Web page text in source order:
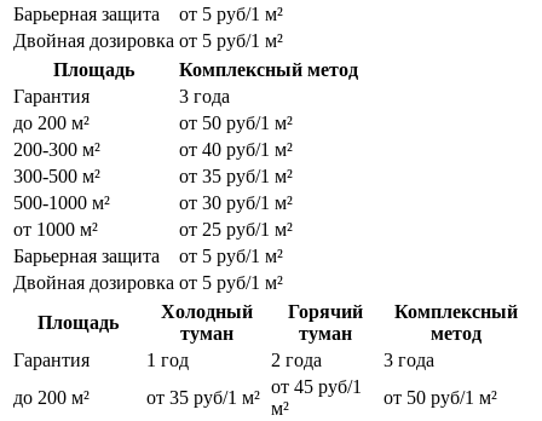
Барьерная защита
от 5 руб/1 м²
Двойная дозировка от 5 руб/1 м²
Площадь
Комплексный метод
Гарантия
3 года
до 200 м²
от 50 руб/1 м²
200-300 м²
от 40 руб/1 м²
300-500 м²
от 35 руб/1 м²
500-1000 м²
от 30 руб/1 м²
от 1000 м²
от 25 руб/1 м²
Барьерная защита
от 5 руб/1 м²
Двойная дозировка от 5 руб/1 м²
Площадь
Холодный
туман
Горячий
туман
Комплексный
метод
Гарантия
1 год 2 года
3 года
до 200 м²
от 35 руб/1 м²
от 45 руб/1
м²
от 50 руб/1 м²